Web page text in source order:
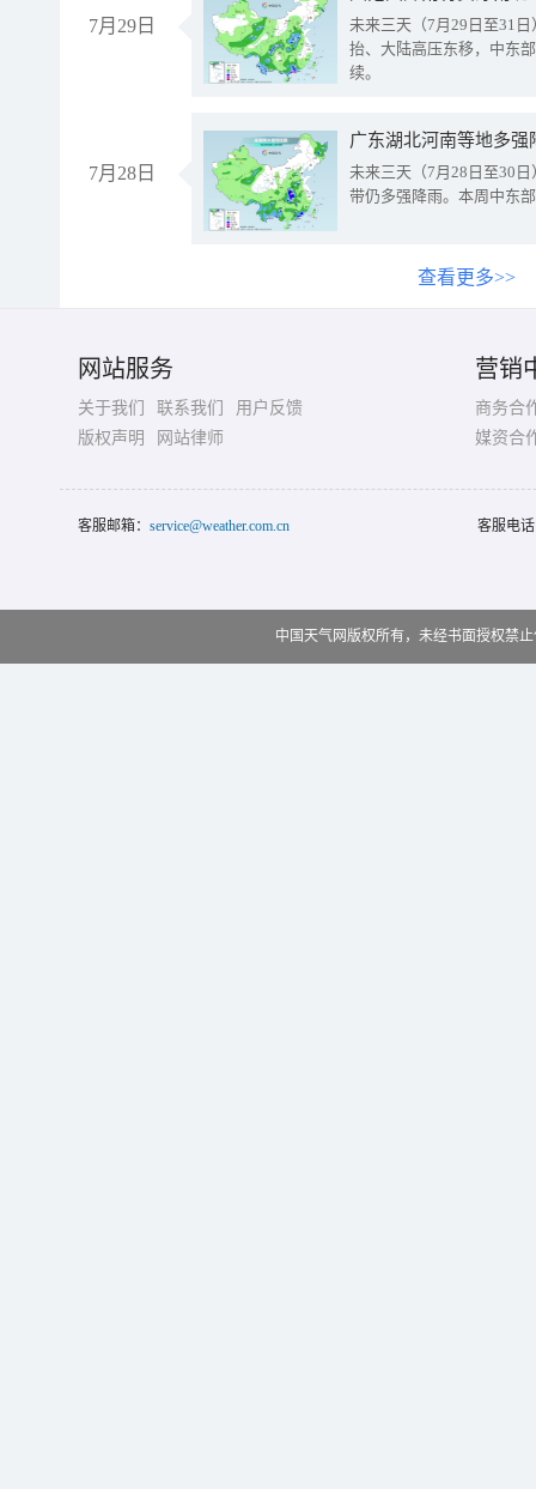
7月29日
未来三天（7月29日至31
抬、大陆高压东移，中东
续。
7月28日
广东湖北河南等地多
未来三天（7月28日至30
带仍多强降雨。本周中东
查看更多>>
网站服务
关于我们 联系我们
用户反馈
版权声明
网站律师
营销
商务合
媒资合
客服邮箱： service@weather.com.cn 客服电
中国天气网版权所有，未经书面授权